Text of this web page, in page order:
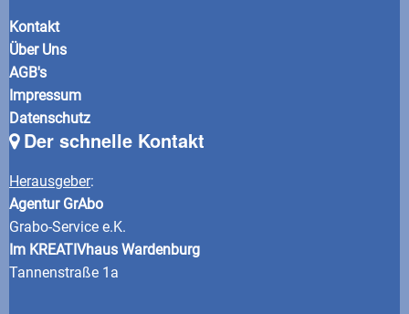
Kontakt
Über Uns
AGB's
Impressum
Datenschutz
Der schnelle Kontakt
Herausgeber:
Agentur GrAbo
Grabo-Service e.K.
Im KREATIVhaus Wardenburg
Tannenstraße 1a